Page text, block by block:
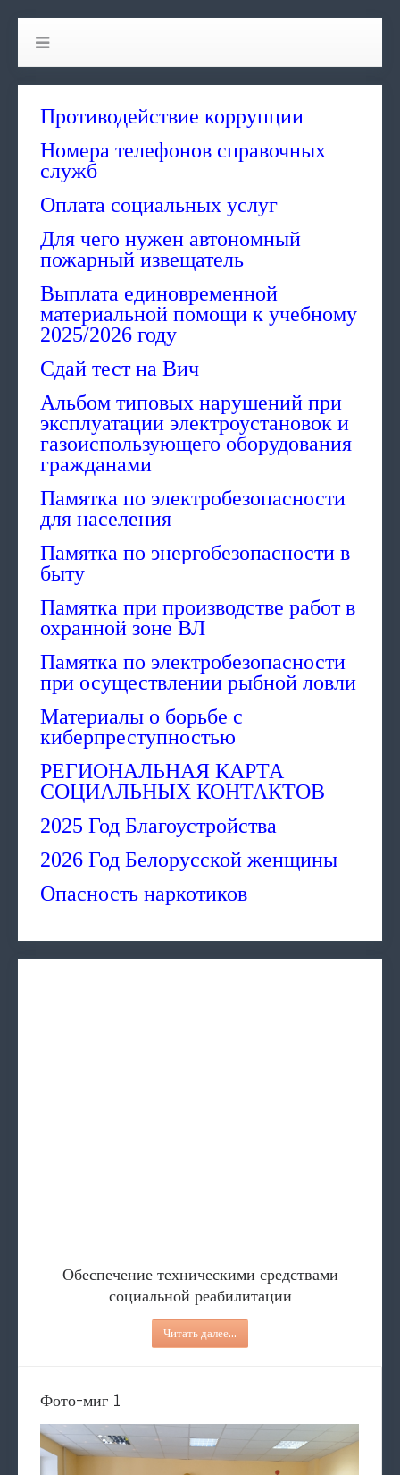
Противодействие коррупции
Номера телефонов справочных
служб
Оплата социальных услуг
Для чего нужен автономный
пожарный извещатель
Выплата единовременной
материальной помощи к учебному
2025/2026 году
Сдай тест на Вич
Альбом типовых нарушений при
эксплуатации электроустановок и
газоиспользующего оборудования
гражданами
Памятка по электробезопасности
для населения
Памятка по энергобезопасности в
быту
Памятка при производстве работ в
охранной зоне ВЛ
Памятка по электробезопасности
при осуществлении рыбной ловли
Материалы о борьбе с
киберпреступностью
РЕГИОНАЛЬНАЯ КАРТА
СОЦИАЛЬНЫХ КОНТАКТОВ
2025 Год Благоустройства
2026 Год Белорусской женщины
Опасность наркотиков
Обеспечение техническими средствами
социальной реабилитации
Читать далее...
Фото-миг 1